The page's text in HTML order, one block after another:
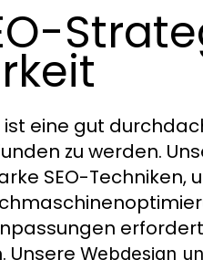
eine gut
zu werden.
SEO-Techniken,
Unsere Webdesign